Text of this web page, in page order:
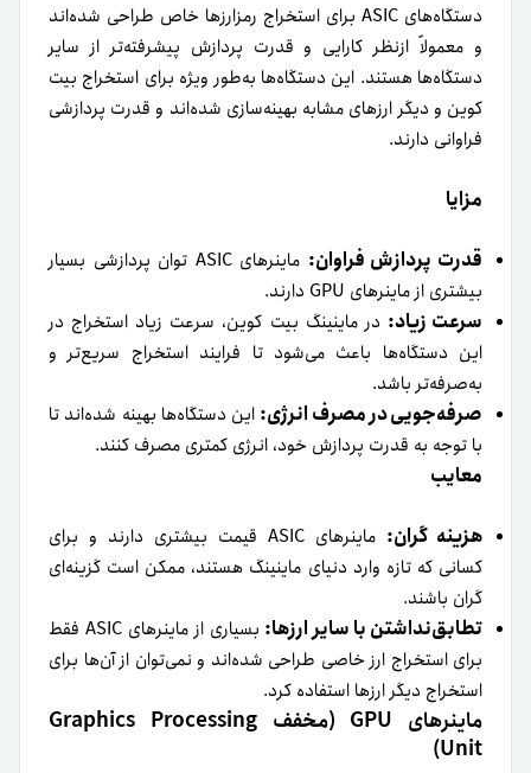
دستگاه‌های ASIC برای استخراج رمزارزها خاص طراحی شده‌اند
و معمولاً ازنظر کارایی و قدرت پردازش پیشرفته‌تر از سایر
دستگاه‌ها هستند. این دستگاه‌ها به‌طور ویژه برای استخراج بیت
کوین و دیگر ارزهای مشابه بهینه‌سازی شده‌اند و قدرت پردازشی
فراوانی دارند.
مزایا
قدرت پردازش فراوان:
ماینرهای ASIC توان پردازشی بسیار
بیشتری از ماینرهای GPU دارند.
سرعت زیاد: در ماینینگ بیت کوین، سرعت زیاد استخراج در
این دستگاه‌ها باعث می‌شود تا فرایند استخراج سریع‌تر و
به‌صرفه‌تر باشد.
صرفه‌جویی در مصرف انرژی: این دستگاه‌ها بهینه شده‌اند تا
با توجه به قدرت پردازش خود، انرژی کمتری مصرف کنند.
معایب
هزینه گران:
ماینرهای ASIC قیمت بیشتری دارند و برای
کسانی که تازه وارد دنیای ماینینگ هستند، ممکن است گزینه‌ای
گران باشند.
تطابق‌نداشتن با سایر ارزها:
بسیاری از ماینرهای ASIC فقط
برای استخراج ارز خاصی طراحی شده‌اند و نمی‌توان از آن‌ها برای
استخراج دیگر ارزها استفاده کرد.
ماینرهای GPU (مخفف Graphics Processing
Unit)